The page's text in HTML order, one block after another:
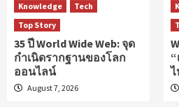
Knowledge
Tech
Top Story
35 ปี World Wide Web: จุด
กำเนิดรากฐานของโลก
ออนไลน์
August 7, 2026